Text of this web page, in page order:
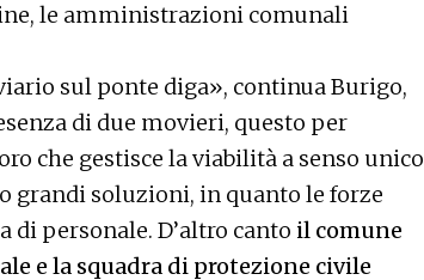
le amministrazioni comunali
sul ponte diga», continua Burigo,
di due movieri, questo per
che gestisce la viabilità a senso unico
grandi soluzioni, in quanto le forze
di personale. D’altro canto il comune
e la squadra di protezione civile